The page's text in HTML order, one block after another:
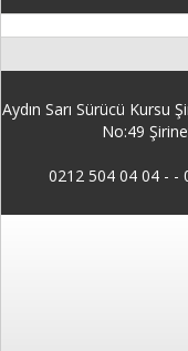
Aydın Sarı Sürücü Kursu
No:49
0212 504 04 04 - -
Soruları
Online
İletişim